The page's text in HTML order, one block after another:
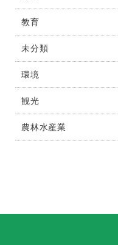
教育
未分類
環境
観光
農林水産業